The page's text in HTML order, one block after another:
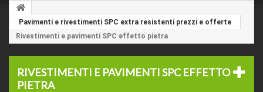
Pavimenti e rivestimenti SPC extra resistenti prezzi e offerte
Rivestimenti e pavimenti SPC effetto pietra
RIVESTIMENTI E PAVIMENTI SPC EFFETTO
PIETRA